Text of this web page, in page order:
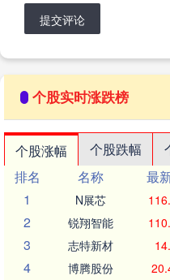
提交评论
个股实时涨跌榜
个股涨幅 个股跌幅
排名
名称 最
1
N展芯
2 锐翔智能
3 志特新材
4 博腾股份